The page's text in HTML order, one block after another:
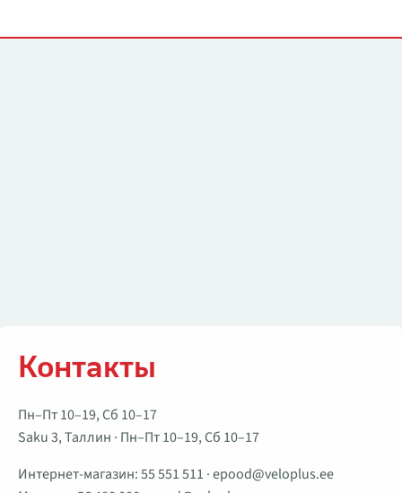
Контакты
Пн–Пт 10–19, Сб 10–17
Saku 3, Таллин · Пн–Пт 10–19, Сб 10–17
Интернет-магазин:55 551 511 ·epood@veloplus.ee